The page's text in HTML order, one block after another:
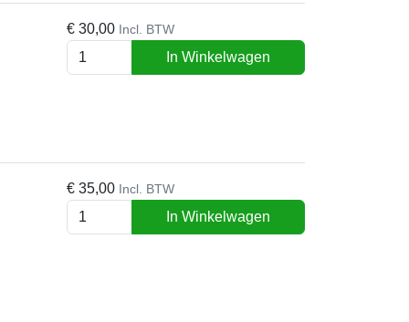
€ 30,00 Incl. BTW
In Winkelwagen
€ 35,00 Incl. BTW
In Winkelwagen